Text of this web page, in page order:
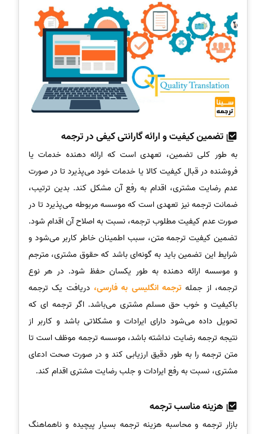
تضمین کیفیت و ارائه گارانتی کیفی در ترجمه
به طور کلی تضمین، تعهدی است که ارائه دهنده خدمات یا
فروشنده در قبال کیفیت کالا یا خدمات خود می‌پذیرد تا در صورت
عدم رضایت مشتری، اقدام به رفع آن مشکل کند. بدین ترتیب،
ضمانت ترجمه نیز تعهدی است که موسسه مربوطه می‌پذیرد تا در
صورت عدم کیفیت مطلوب ترجمه، نسبت به اصلاح آن اقدام شود.
تضمین کیفیت ترجمه متن، سبب اطمینان خاطر کاربر می‌شود و
شرایط این تضمین باید به گونه‌ای باشد که حقوق مشتری، مترجم
و موسسه ارائه دهنده به طور یکسان حفظ شود. در هر نوع
ترجمه، از جمله ترجمه انگلیسی به فارسی، دریافت یک ترجمه
با‌کیفیت و خوب حق مسلم مشتری می‌باشد. اگر ترجمه‌ ای که
تحویل داده می‌شود دارای ایرادات و مشکلاتی باشد و کاربر از
نتیجه ترجمه رضایت نداشته باشد، موسسه ترجمه موظف است تا
متن ترجمه را به طور دقیق ارزیابی کند و در صورت صحت ادعای
مشتری، نسبت به رفع ایرادات و جلب رضایت مشتری اقدام کند.
هزینه مناسبترجمه
بازار ترجمه و محاسبه هزینه ترجمه بسیار پیچیده و ناهماهنگ